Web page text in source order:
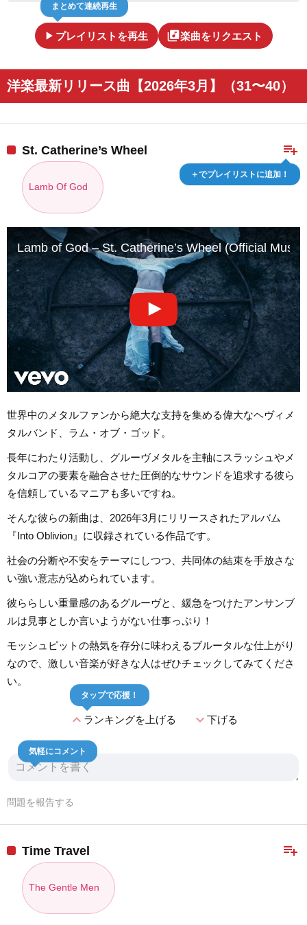
play_arrow プレイリストを再生
まとめて連続再生
library_music楽曲をリクエスト
洋楽最新リリース曲【2026年3月】（31〜40）
playlist_add
＋でプレイリストに追加！
St. Catherine’s Wheel
Lamb Of God
Lamb of God – St. Catherine’s Wheel (Official Music
世界中のメタルファンから絶大な支持を集める偉大なヘヴィメ
タルバンド、ラム・オブ・ゴッド。
長年にわたり活動し、グルーヴメタルを主軸にスラッシュやメ
タルコアの要素を融合させた圧倒的なサウンドを追求する彼ら
を信頼しているマニアも多いですね。
そんな彼らの新曲は、2026年3月にリリースされたアルバム
『Into Oblivion』に収録されている作品です。
社会の分断や不安をテーマにしつつ、共同体の結束を手放さな
い強い意志が込められています。
彼ららしい重量感のあるグルーヴと、緩急をつけたアンサンブ
ルは見事としか言いようがない仕事っぷり！
モッシュピットの熱気を存分に味わえるブルータルな仕上がり
なので、激しい音楽が好きな人はぜひチェックしてみてくださ
い。
expand_lessランキングを上げる
タップで応援！
expand_more下げる
気軽にコメント
問題を報告する
playlist_add
Time Travel
The Gentle Men